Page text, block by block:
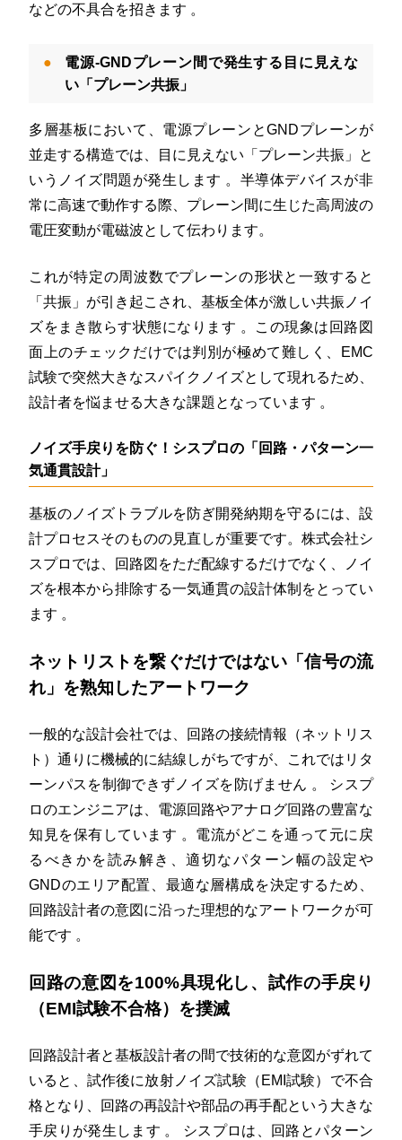
などの不具合を招きます 。
電源-GNDプレーン間で発生する目に見えな
い「プレーン共振」
多層基板において、電源プレーンとGNDプレーンが
並走する構造では、目に見えない「プレーン共振」と
いうノイズ問題が発生します 。半導体デバイスが非
常に高速で動作する際、プレーン間に生じた高周波の
電圧変動が電磁波として伝わります。
これが特定の周波数でプレーンの形状と一致すると
「共振」が引き起こされ、基板全体が激しい共振ノイ
ズをまき散らす状態になります 。この現象は回路図
面上のチェックだけでは判別が極めて難しく、EMC
試験で突然大きなスパイクノイズとして現れるため、
設計者を悩ませる大きな課題となっています 。
ノイズ手戻りを防ぐ！シスプロの「回路・パターン一
気通貫設計」
基板のノイズトラブルを防ぎ開発納期を守るには、設
計プロセスそのものの見直しが重要です。株式会社シ
スプロでは、回路図をただ配線するだけでなく、ノイ
ズを根本から排除する一気通貫の設計体制をとってい
ます 。
ネットリストを繋ぐだけではない「信号の流
れ」を熟知したアートワーク
一般的な設計会社では、回路の接続情報（ネットリス
ト）通りに機械的に結線しがちですが、これではリタ
ーンパスを制御できずノイズを防げません 。 シスプ
ロのエンジニアは、電源回路やアナログ回路の豊富な
知見を保有しています 。電流がどこを通って元に戻
るべきかを読み解き、適切なパターン幅の設定や
GNDのエリア配置、最適な層構成を決定するため、
回路設計者の意図に沿った理想的なアートワークが可
能です 。
回路の意図を100%具現化し、試作の手戻り
（EMI試験不合格）を撲滅
回路設計者と基板設計者の間で技術的な意図がずれて
いると、試作後に放射ノイズ試験（EMI試験）で不合
格となり、回路の再設計や部品の再手配という大きな
手戻りが発生します 。
シスプロは、回路とパターン